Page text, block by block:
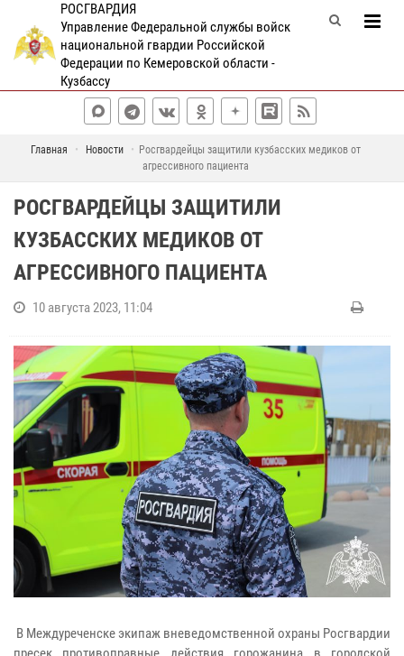
РОСГВАРДИЯ
Управление Федеральной службы войск
национальной гвардии Российской
Федерации по Кемеровской области -
Кузбассу
Главная Новости
Росгвардейцы защитили кузбасских медиков от
агрессивного пациента
РОСГВАРДЕЙЦЫ ЗАЩИТИЛИ
КУЗБАССКИХ МЕДИКОВ ОТ
АГРЕССИВНОГО ПАЦИЕНТА
10 августа 2023, 11:04
В Междуреченске экипаж вневедомственной охраны Росгвардии